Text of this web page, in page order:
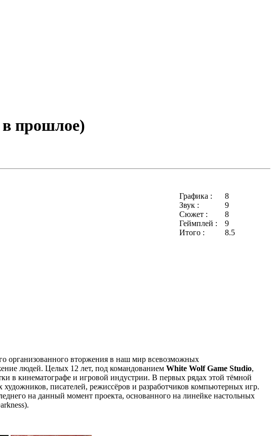
в прошлое)
Графика :
8
Звук :
9
Сюжет :
8
Геймплей :
9
Итого :
8.5
организованного вторжения в наш мир всевозможных
людей. Целых 12 лет, под командованием White Wolf Game Studio,
в кинематографе и игровой индустрии. В первых рядах этой тёмной
писателей, режиссёров и разработчиков компьютерных игр.
на данный момент проекта, основанного на линейке настольных